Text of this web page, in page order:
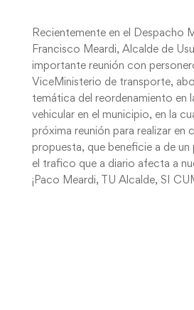
Recientemente en el Despacho
Francisco Meardi, Alcalde de
importante reunión con
ViceMinisterio de transporte,
temática del reordenamiento en
vehicular en el municipio, en la
próxima reunión para realizar en
propuesta, que beneficie a de un
el trafico que a diario afecta a
¡Paco Meardi, TU Alcalde, SI